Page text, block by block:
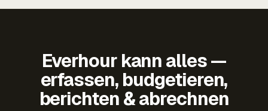
Everhour kann alles —
erfassen, budgetieren,
berichten & abrechnen